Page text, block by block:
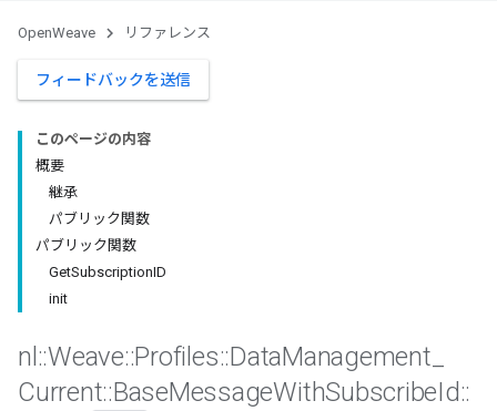
OpenWeave リファレンス
フィードバックを送信
このページの内容
概要
継承
パブリック関数
パブリック関数
GetSubscriptionID
init
nl ::Weave::Profiles::DataManagement
Current::BaseMessageWithSubscribeId::